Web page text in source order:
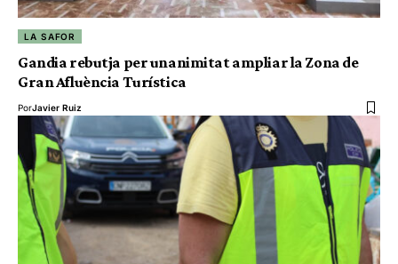
LA SAFOR
Gandia rebutja per unanimitat ampliar la Zona de
Gran Afluència Turística
PorJavier Ruiz